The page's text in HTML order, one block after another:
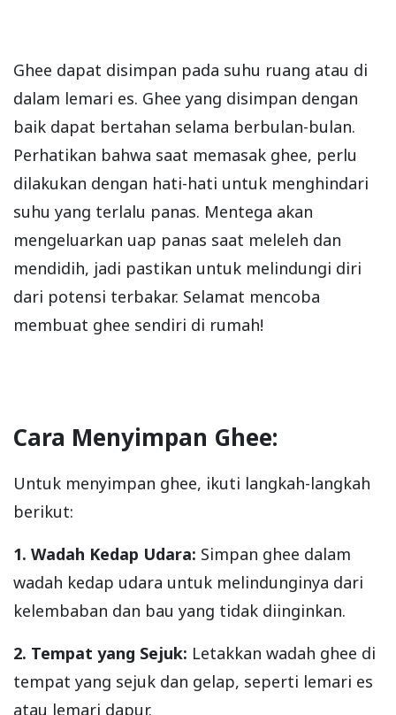
Ghee dapat disimpan pada suhu ruang atau di
dalam lemari es. Ghee yang disimpan dengan
baik dapat bertahan selama berbulan-bulan.
Perhatikan bahwa saat memasak ghee, perlu
dilakukan dengan hati-hati untuk menghindari
suhu yang terlalu panas. Mentega akan
mengeluarkan uap panas saat meleleh dan
mendidih, jadi pastikan untuk melindungi diri
dari potensi terbakar. Selamat mencoba
membuat ghee sendiri di rumah!
Cara Menyimpan Ghee:
Untuk menyimpan ghee, ikuti langkah-langkah
berikut:
1. Wadah Kedap Udara: Simpan ghee dalam
wadah kedap udara untuk melindunginya dari
kelembaban dan bau yang tidak diinginkan.
2. Tempat yang Sejuk: Letakkan wadah ghee di
tempat yang sejuk dan gelap, seperti lemari es
atau lemari dapur.